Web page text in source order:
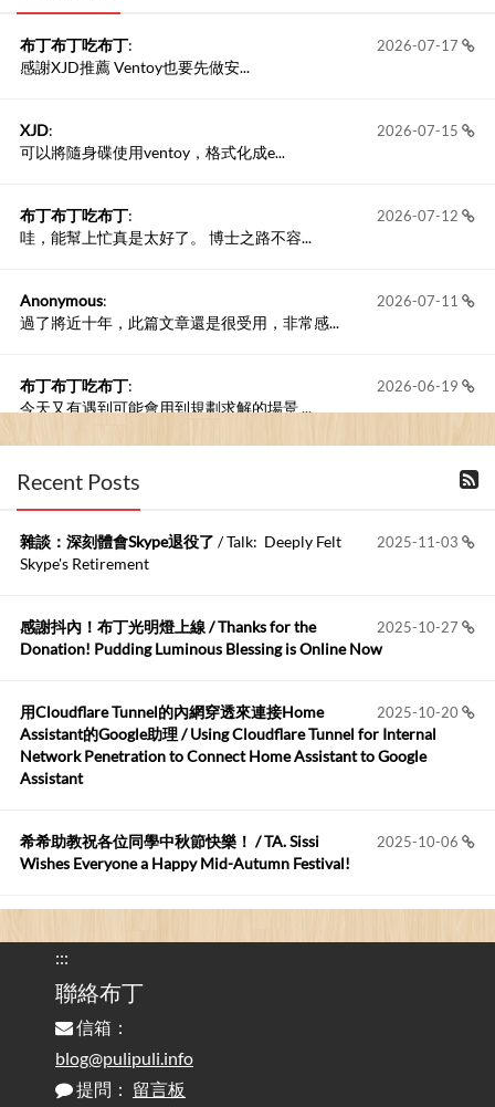
2026-07-17
布丁布丁吃布丁:
感謝XJD推薦 Ventoy也要先做安...
2026-07-15
XJD:
可以將隨身碟使用ventoy，格式化成e...
2026-07-12
布丁布丁吃布丁:
哇，能幫上忙真是太好了。 博士之路不容...
2026-07-11
Anonymous:
過了將近十年，此篇文章還是很受用，非常感...
2026-06-19
布丁布丁吃布丁:
今天又有遇到可能會用到規劃求解的場景 ...
2026-06-18
布丁布丁吃布丁
kage好像也可以下載整個網站 感謝分享
Anonymous
2026-05-17
布丁布丁吃布丁:
2026-05-15
Robertmycs:
這篇WinXP公用電腦安裝與優化的步驟超...
您好,首先肯定感謝您造福許多莘莘學子。有...
Recent Posts
2025-11-03
雜談：深刻體會Skype退役了 / Talk: Deeply Felt
Skype's Retirement
2025-10-27
感謝抖內！布丁光明燈上線 / Thanks for the
Donation! Pudding Luminous Blessing is Online Now
2025-10-20
用Cloudflare Tunnel的內網穿透來連接Home
Assistant的Google助理 / Using Cloudflare Tunnel for Internal
Network Penetration to Connect Home Assistant to Google
Assistant
2025-10-06
希希助教祝各位同學中秋節快樂！ / TA. Sissi
Wishes Everyone a Happy Mid-Autumn Festival!
為何桌前打字總是腰痠背痛？桌子高度和螢幕高度
對人體工學的影響 / The Effect of Desk and Monitor Height on
Ergonomics: Why Does Typing at a Desk Often Lead to Back Pain?
:::
聯絡布丁
信箱：
blog@pulipuli.info
提問： 留言板